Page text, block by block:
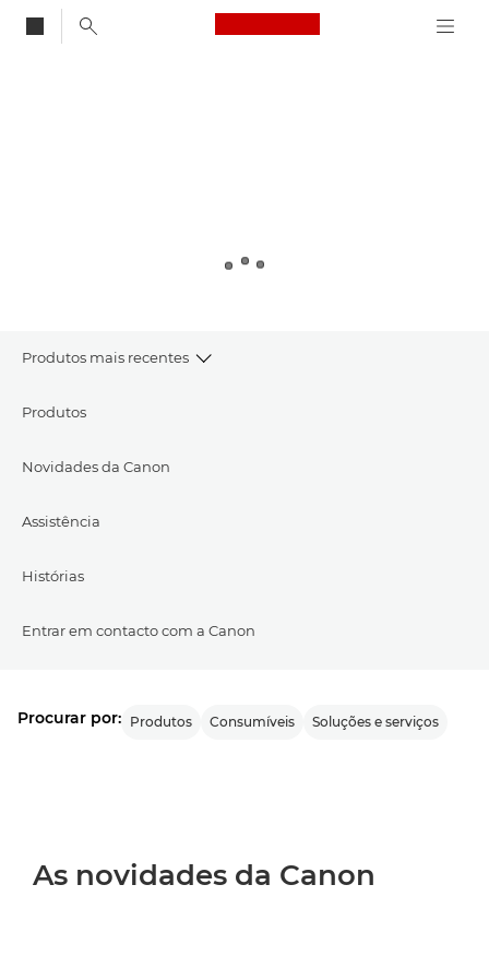
Canon Logo, back
Produtos mais recentes
Produtos
Novidades da Canon
Assistência
Histórias
Entrar em contacto com a Canon
Procurar por: Produtos Consumíveis Soluções e serviços
As novidades da Canon